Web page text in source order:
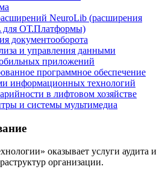
NeuroLib (расширения
для ОТ.Платформы)
документооборота
и управления данными
приложений
программное обеспечение
информационных технологий
в лифтовом хозяйстве
и системы мультимедиа
оказывает услуги аудита и
организации.